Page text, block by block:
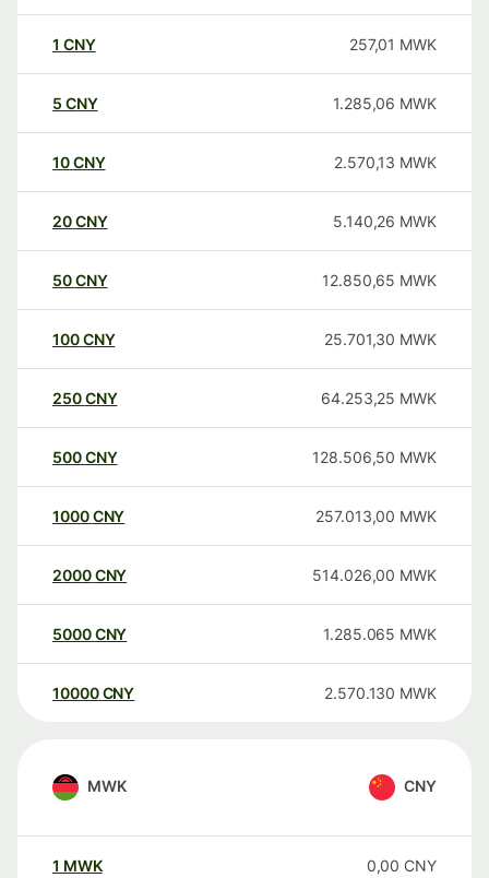
1 CNY 257,01 MWK
5 CNY 1.285,06 MWK
10CNY 2.570,13 MWK
20CNY 5.140,26 MWK
50CNY 12.850,65 MWK
100CNY 25.701,30 MWK
250CNY 64.253,25 MWK
500CNY 128.506,50 MWK
1000CNY 257.013,00 MWK
2000CNY 514.026,00 MWK
5000CNY 1.285.065 MWK
10000 CNY 2.570.130 MWK
MWK CNY
1 MWK 0,00 CNY